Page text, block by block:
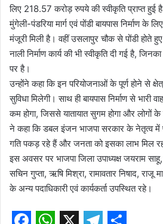
लिए 218.57 करोड़ रुपये की स्वीकृति प्राप्त
मुंगेली-पंडरिया मार्ग एवं पोंडी बायपास निर्माण के
मंजूरी मिली है। वहीं उसलापुर चौक से पोंडी
नाली निर्माण कार्य की भी स्वीकृति दी गई है, जिनका
पर है।
उन्होंने कहा कि इन परियोजनाओं के पूर्ण होने से
सुविधा मिलेगी। साथ ही बायपास निर्माण से भारी
कम होगा, जिससे यातायात सुगम होगा और लोगों
ने कहा कि डबल इंजन भाजपा सरकार के नेतृत्व में
गति पकड़ रहे हैं और जनता को इसका लाभ मिल
इस अवसर पर भाजपा जिला उपाध्यक्ष जयराम
सचिन गुप्ता, ऋषि मिश्रा, रामावतार निषाद, राजू
के अन्य पदाधिकारी एवं कार्यकर्ता उपस्थित रहे।